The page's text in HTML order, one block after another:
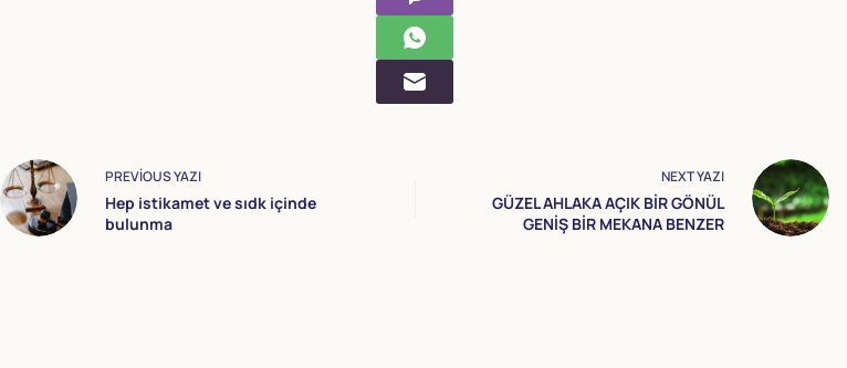
PREVIOUSYAZI
Hep istikamet ve sıdk içinde
bulunma
NEXTYAZI
GÜZEL AHLAKA AÇIK BİR GÖNÜL
GENİŞ BİR MEKANA BENZER